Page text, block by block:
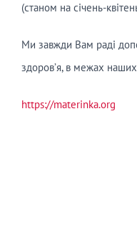
(станом на січень-
Ми завжди Вам раді
здоров’я, в межах
https://materinka.org